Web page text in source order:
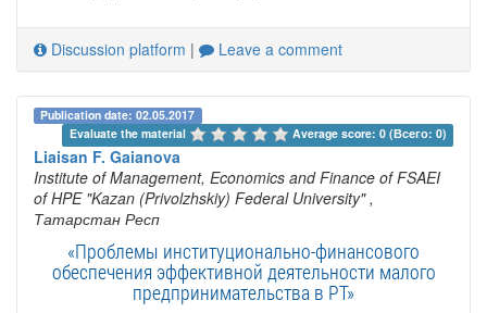
Discussion platform | Leave a comment
Publication date: 02.05.2017
Evaluate the material
Average score: 0 (Всего: 0)
Liaisan F. Gaianova
Institute of Management, Economics and Finance of FSAEI
of HPE "Kazan (Privolzhskiy) Federal University" ,
Татарстан Респ
«Проблемы институционально-финансового
обеспечения эффективной деятельности малого
предпринимательства в РТ»